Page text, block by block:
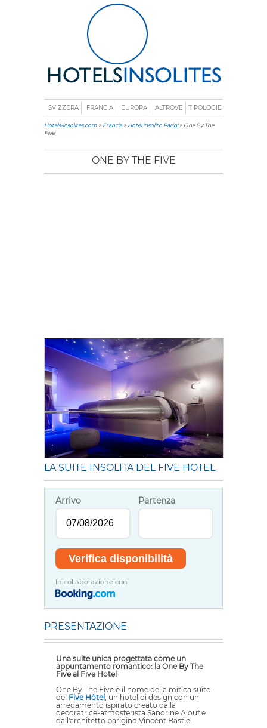
SVIZZERA FRANCIA EUROPA ALTROVE TIPOLOGIE
Hotels-insolites.com >Francia>Hotel insolito Parigi> One By The
Five
ONE BY THE FIVE
LA SUITE INSOLITA DEL FIVE HOTEL
Arrivo Partenza
In collaborazione con
PRESENTAZIONE
Una suite unica progettata come un
appuntamento romantico: la One By The
Five al Five Hotel
One By The Five è il nome della mitica suite
del Five Hôtel, un hotel di design con un
arredamento ispirato creato dalla
decoratrice-atmosferista Sandrine Alouf e
dall'architetto parigino Vincent Bastie.